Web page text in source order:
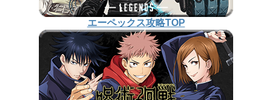
エーペックス攻略TOP